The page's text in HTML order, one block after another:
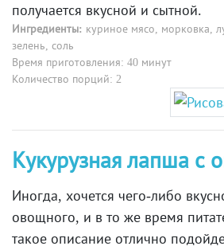
получается вкусной и сытной.
Ингредиенты: куриное мясо, морковка,
зелень, соль
Время приготовления: 40 минут
Количество порций: 2
Кукурузная лапша с
Иногда, хочется чего-либо
овощного, и в то же время
такое описание отлично